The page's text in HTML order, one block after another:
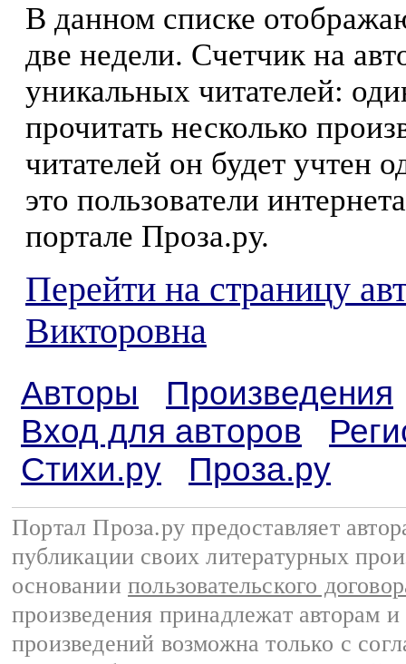
В данном списке
две недели. Счетчик на
уникальных читателей:
прочитать несколько
читателей он будет учтен
это пользователи
портале Проза.ру.
Перейти на страницу
Викторовна
Авторы
Произведения
Вход для авторов
Стихи.ру
Проза.ру
Портал Проза.ру предоставляет
публикации своих литературных
основании пользовательского
произведения принадлежат авторам
произведений возможна только с